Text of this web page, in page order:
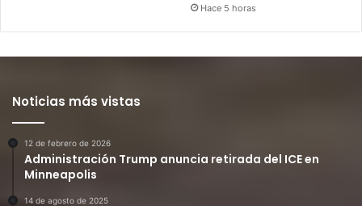
Hace 5 horas
Noticias más vistas
12 de febrero de 2026
Administración Trump anuncia retirada del ICE en
Minneapolis
14 de agosto de 2025